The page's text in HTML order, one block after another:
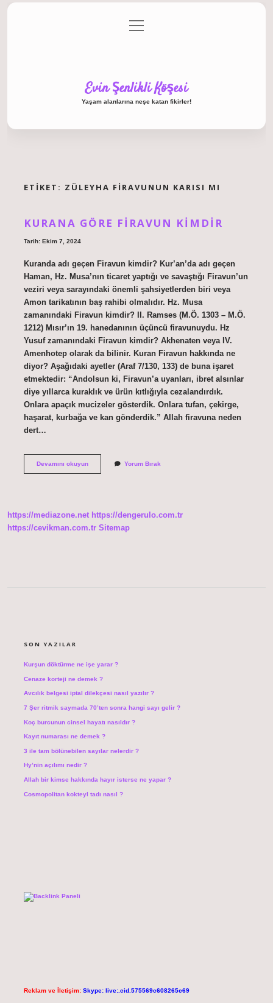
Gizlilik Politikası
menüyü
aç
Evin Şenlikli Köşesi
Yaşam alanlarına neşe katan fikirler!
ETIKET: ZÜLEYHA FIRAVUNUN KARISI MI
KURANA GÖRE FIRAVUN KIMDIR
Tarih: Ekim 7, 2024
Kuranda adı geçen Firavun kimdir? Kur’an’da adı geçen
Haman, Hz. Musa’nın ticaret yaptığı ve savaştığı Firavun’un
veziri veya sarayındaki önemli şahsiyetlerden biri veya
Amon tarikatının baş rahibi olmalıdır. Hz. Musa
zamanındaki Firavun kimdir? II. Ramses (M.Ö. 1303 – M.Ö.
1212) Mısır’ın 19. hanedanının üçüncü firavunuydu. Hz
Yusuf zamanındaki Firavun kimdir? Akhenaten veya IV.
Amenhotep olarak da bilinir. Kuran Firavun hakkında ne
diyor? Aşağıdaki ayetler (Araf 7/130, 133) de buna işaret
etmektedir: “Andolsun ki, Firavun’a uyanları, ibret alsınlar
diye yıllarca kuraklık ve ürün kıtlığıyla cezalandırdık.
Onlara apaçık mucizeler gösterdik. Onlara tufan, çekirge,
haşarat, kurbağa ve kan gönderdik.” Allah firavuna neden
dert…
Devamını okuyunKurana
Yorum Bırak
https://mediazone.net https://dengerulo.com.tr
https://cevikman.com.tr Sitemap
SON YAZILAR
Kurşun döktürme ne işe yarar ?
Cenaze korteji ne demek ?
Avcılık belgesi iptal dilekçesi nasıl yazılır ?
7 Şer ritmik saymada 70’ten sonra hangi sayı gelir ?
Koç burcunun cinsel hayatı nasıldır ?
Kayıt numarası ne demek ?
3 ile tam bölünebilen sayılar nelerdir ?
Hy’nin açılımı nedir ?
Allah bir kimse hakkında hayır isterse ne yapar ?
Cosmopolitan kokteyl tadı nasıl ?
Reklam ve İletişim: Skype: live:.cid.575569c608265c69